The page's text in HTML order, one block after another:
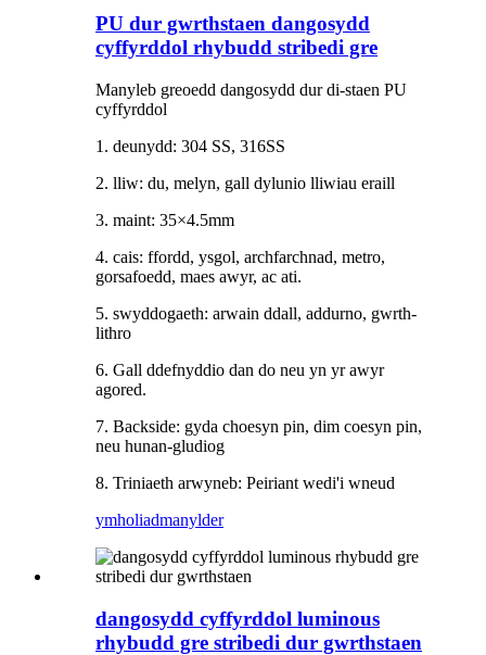
PU dur gwrthstaen dangosydd
cyffyrddol rhybudd stribedi gre
Manyleb greoedd dangosydd dur di-staen PU
cyffyrddol
1. deunydd: 304 SS, 316SS
2. lliw: du, melyn, gall dylunio lliwiau eraill
3. maint: 35×4.5mm
4. cais: ffordd, ysgol, archfarchnad, metro,
gorsafoedd, maes awyr, ac ati.
5. swyddogaeth: arwain ddall, addurno, gwrth-
lithro
6. Gall ddefnyddio dan do neu yn yr awyr
agored.
7. Backside: gyda choesyn pin, dim coesyn pin,
neu hunan-gludiog
8. Triniaeth arwyneb: Peiriant wedi'i wneud
ymholiadmanylder
dangosydd cyffyrddol luminous
rhybudd gre stribedi dur gwrthstaen